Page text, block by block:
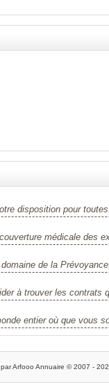
disposition pour
médicale des
de la
à trouver les contrats
entier où que vous
par Arfooo Annuaire © 2007 -